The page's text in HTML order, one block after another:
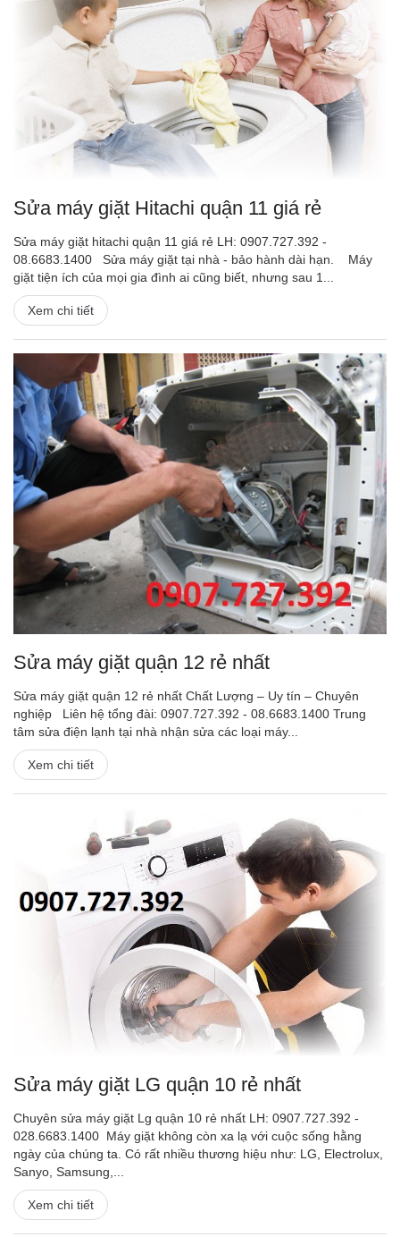
Sửa máy giặt Hitachi quận 11 giá rẻ
Sửa máy giặt hitachi quận 11 giá rẻ LH: 0907.727.392 -
08.6683.1400 Sửa máy giặt tại nhà - bảo hành dài hạn. Máy
giặt tiện ích của mọi gia đình ai cũng biết, nhưng sau 1...
Xem chi tiết
Sửa máy giặt quận 12 rẻ nhất
Sửa máy giặt quận 12 rẻ nhất Chất Lượng – Uy tín – Chuyên
nghiệp Liên hệ tổng đài: 0907.727.392 - 08.6683.1400 Trung
tâm sửa điện lạnh tại nhà nhận sửa các loại máy...
Xem chi tiết
Sửa máy giặt LG quận 10 rẻ nhất
Chuyên sửa máy giặt Lg quận 10 rẻ nhất LH: 0907.727.392 -
028.6683.1400 Máy giặt không còn xa lạ với cuộc sống hằng
ngày của chúng ta. Có rất nhiều thương hiệu như: LG, Electrolux,
Sanyo, Samsung,...
Xem chi tiết